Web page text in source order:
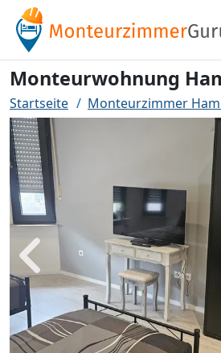
Monteurwohnung
Startseite Monteurzimmer
Zurück